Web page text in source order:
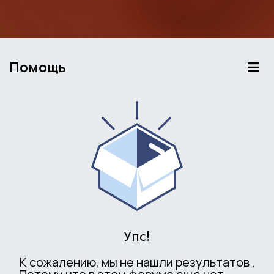
Помощь
Упс!
К сожалению, мы не нашли результатов .